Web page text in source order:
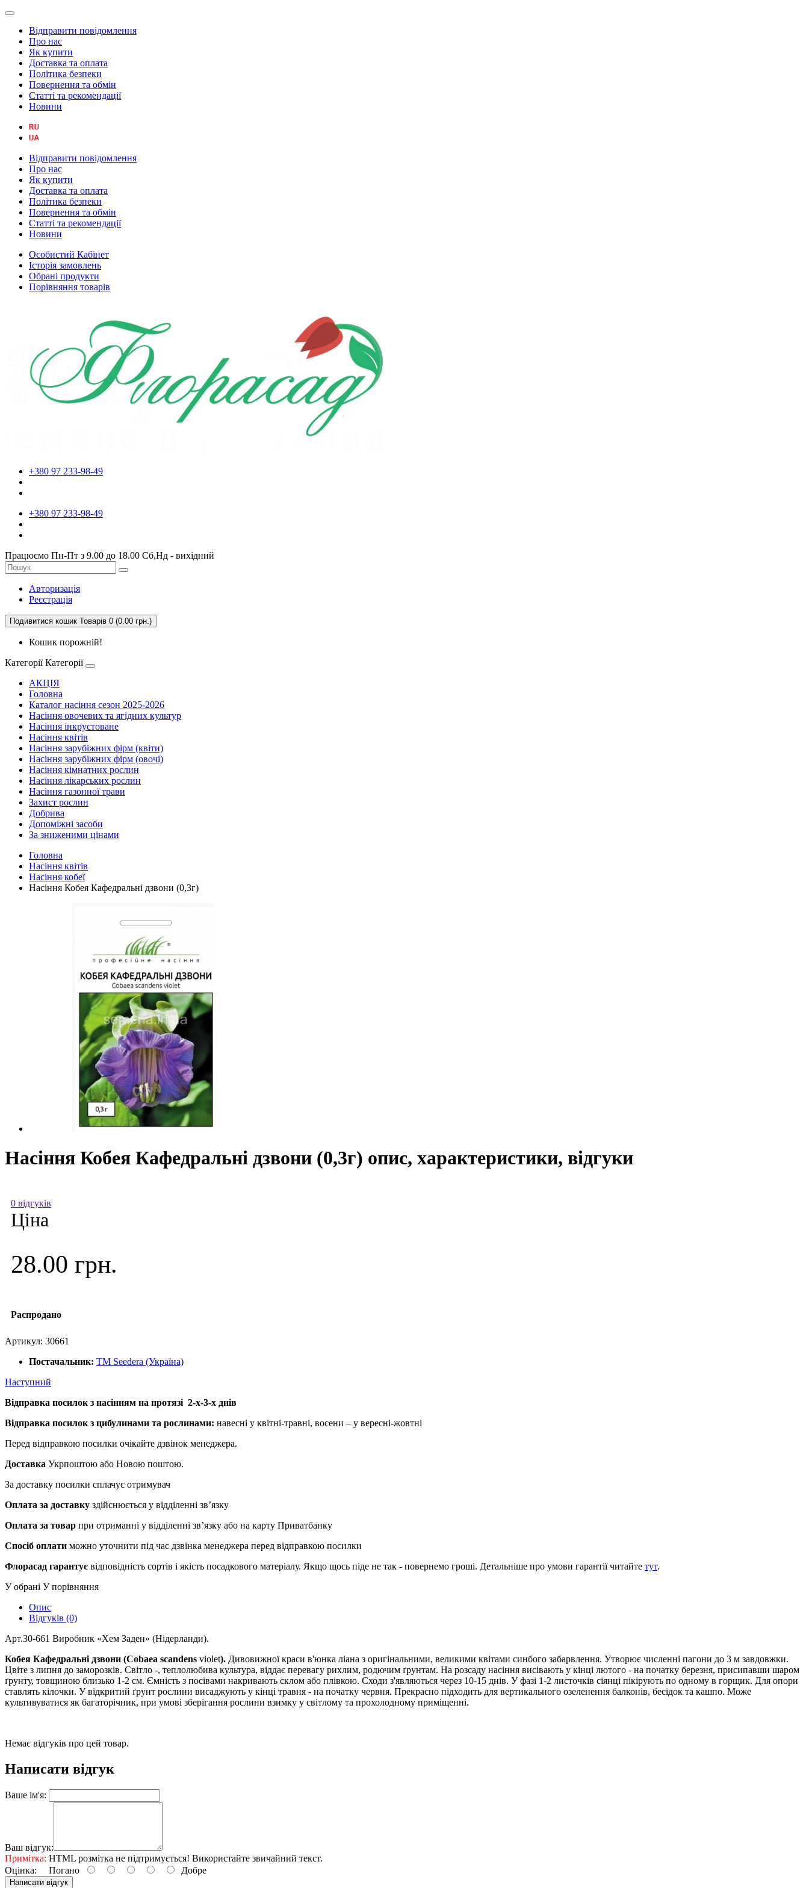
Відправити повідомлення
Про нас
Як купити
Доставка та оплата
Політика безпеки
Повернення та обмін
Статті та рекомендації
Новини
Відправити повідомлення
Про нас
Як купити
Доставка та оплата
Політика безпеки
Повернення та обмін
Статті та рекомендації
Новини
Особистий Кабінет
Історія замовлень
Обрані продукти
Порівняння товарів
+380 97 233-98-49
+380 97 233-98-49
Працюємо Пн-Пт з 9.00 до 18.00 Сб,Нд - вихідний
Авторизація
Реєстрація
Подивитися кошик Товарів 0 (0.00 грн.)
Кошик порожній!
Категорії Категорії
АКЦІЯ
Головна
Каталог насіння сезон 2025-2026
Насіння овочевих та ягідних культур
Насіння інкрустоване
Насіння квітів
Насіння зарубіжних фірм (квіти)
Насіння зарубіжних фірм (овочі)
Насіння кімнатних рослин
Насіння лікарських рослин
Насіння газонної трави
Захист рослин
Добрива
Допоміжні засоби
За зниженими цінами
Головна
Насіння квітів
Насіння кобеї
Насіння Кобея Кафедральні дзвони (0,3г)
Насіння Кобея Кафедральні дзвони (0,3г) опис, характеристики, відгуки
0 відгуків
Ціна
28.00 грн.
Распродано
Артикул: 30661
Постачальник: ТМ Seedera (Україна)
Наступний
Відправка посилок з насінням на протязі 2-х-3-х днів
Відправка посилок з цибулинами та рослинами: навесні у квітні-травні, восени – у вересні-жовтні
Перед відправкою посилки очікайте дзвінок менеджера.
Доставка Укрпоштою або Новою поштою.
За доставку посилки сплачує отримувач
Оплата за доставку здійснюється у відділенні зв’язку
Оплата за товар при отриманні у відділенні зв’язку або на карту Приватбанку
Спосіб оплати можно уточнити під час дзвінка менеджера перед відправкою посилки
Флорасад гарантує відповідність сортів і якість посадкового матеріалу. Якщо щось піде не так - повернемо гроші. Детальніше про умови гарантії читайте тут.
У обрані У порівняння
Опис
Відгуків (0)
Арт.30-661 Виробник «Хем Заден» (Нідерланди).
Кобея Кафедральні дзвони (Cobaea scandens violet). Дивовижної краси в'юнка ліана з оригінальними, великими квітами синбого забарвлення. Утворює численні пагони до 3 м завдовжки.
Цвіте з липня до заморозків. Світло -, теплолюбива культура, віддає перевагу рихлим, родючим ґрунтам. На розсаду насіння висівають у кінці лютого - на початку березня, присипавши шаром
ґрунту, товщиною близько 1-2 см. Ємність з посівами накривають склом або плівкою. Сходи з'являються через 10-15 днів. У фазі 1-2 листочків сіянці пікірують по одному в горщик. Для опори
ставлять кілочки. У відкритий ґрунт рослини висаджують у кінці травня - на початку червня. Прекрасно підходить для вертикального озеленення балконів, бесідок та кашпо. Може
культивуватися як багаторічник, при умові зберігання рослини взимку у світлому та прохолодному приміщенні.
Немає відгуків про цей товар.
Написати відгук
Ваше ім'я:
Ваш відгук:
Примітка: HTML розмітка не підтримується! Використайте звичайний текст.
Оцінка: Погано Добре
Написати відгук